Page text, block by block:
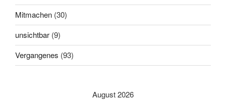
Mitmachen (30)
unsichtbar (9)
Vergangenes (93)
August 2026